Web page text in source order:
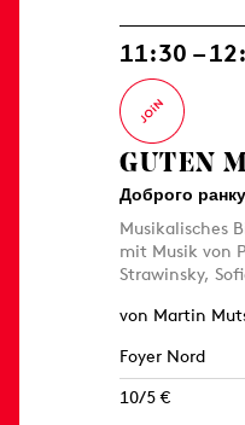
11:30 –
GUTEN
Доброго
Musikalisches
mit Musik von
Strawinsky,
von Martin
Foyer Nord
10/5 €